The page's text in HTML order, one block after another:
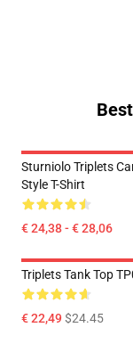
Sturniolo Triplets
Style T-Shirt
€ 24,38 - € 28,06
Triplets Tank Top
€ 22,49$24.45